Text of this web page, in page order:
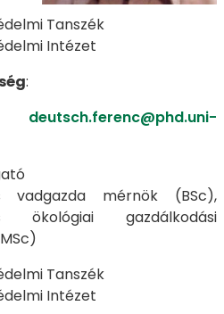
Tanszék
Intézet
:
deutsch.ferenc@phd.uni-
vadgazda mérnök (BSc),
ökológiai gazdálkodási
Tanszék
Intézet